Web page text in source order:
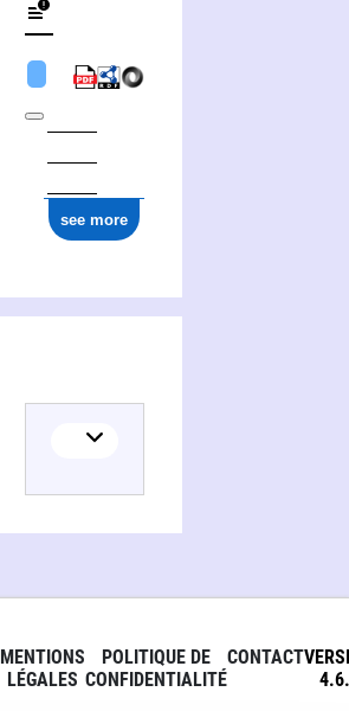
see more
MENTIONS
LÉGALES
POLITIQUE DE
CONFIDENTIALITÉ
CONTACT